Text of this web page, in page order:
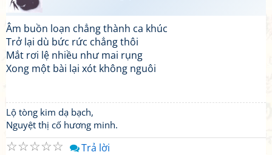
Âm buồn loạn chẳng thành ca khúc
Trở lại dù bức rức chẳng thôi
Mắt rơi lệ nhiều như mai rụng
Xong một bài lại xót không nguôi
Lộ tòng kim dạ bạch,
Nguyệt thị cố hương minh.
☆
☆
☆
☆
☆ Trả lời